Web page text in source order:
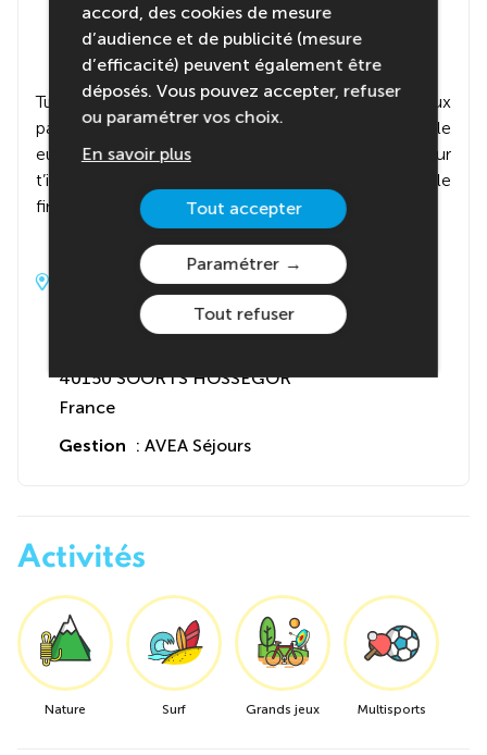
Tu logeras dans une auberge de jeunesse cool, à deux
pas du centre-ville et de la plage. Hossegor, capitale
européenne du surf, c’est le spot parfait pour
t’immerger dans la culture glisse, entre pinèdes, sable
fin et vibes décontractées.
Adresse du centre
Joe&Joe Hossegor
40150 SOORTS HOSSEGOR
France
Gestion : AVEA Séjours
Activités
Nature Surf Grands jeux Multisports
accord, des cookies de mesure
d’audience et de publicité (mesure
d’efficacité) peuvent également être
déposés. Vous pouvez accepter, refuser
ou paramétrer vos choix.
En savoir plus
Tout accepter
Paramétrer
Tout refuser